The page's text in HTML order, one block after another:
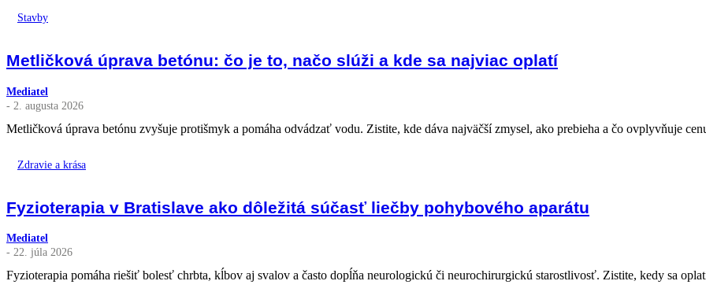
Stavby
Metličková úprava betónu: čo je to, načo slúži a kde sa najviac oplatí
Mediatel
- 2. augusta 2026
Metličková úprava betónu zvyšuje protišmyk a pomáha odvádzať vodu. Zistite, kde dáva najväčší zmysel, ako prebieha a čo ovplyvňuje
Zdravie a krása
Fyzioterapia v Bratislave ako dôležitá súčasť liečby pohybového aparátu
Mediatel
- 22. júla 2026
Fyzioterapia pomáha riešiť bolesť chrbta, kĺbov aj svalov a často dopĺňa neurologickú či neurochirurgickú starostlivosť. Zistite, kedy sa